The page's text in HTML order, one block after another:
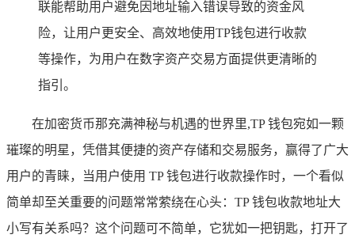
联能帮助用户避免因地址输入错误导致的资金风
险，让用户更安全、高效地使用TP钱包进行收款
等操作，为用户在数字资产交易方面提供更清晰的
指引。
在加密货币那充满神秘与机遇的世界里,TP 钱包宛如一颗
璀璨的明星，凭借其便捷的资产存储和交易服务，赢得了广大
用户的青睐，当用户使用 TP 钱包进行收款操作时，一个看似
简单却至关重要的问题常常萦绕在心头：TP 钱包收款地址大
小写有关系吗？这个问题可不简单，它犹如一把钥匙，打开了